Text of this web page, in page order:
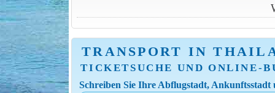
TRANSPORT IN
TICKETSUCHE UND ONLINE-
Schreiben Sie Ihre Abflugstadt,